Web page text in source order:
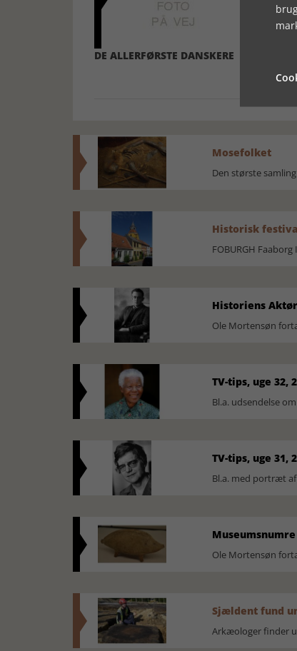
DE ALLERFØRSTE DANSKERE
Mosefolket
Den største
Historisk
FOBURGH
Historiens
Ole Mortensøn
TV-tips, uge 32,
Bl.a. udsendelse
TV-tips, uge 31,
Bl.a. med portræt
Museumsnumre
Ole Mortensøn
Sjældent fund
Arkæologer finder